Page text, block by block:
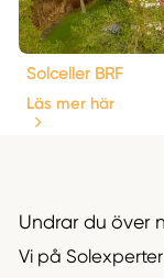
Solceller BRF
Läs mer här
Undrar du över
Vi på